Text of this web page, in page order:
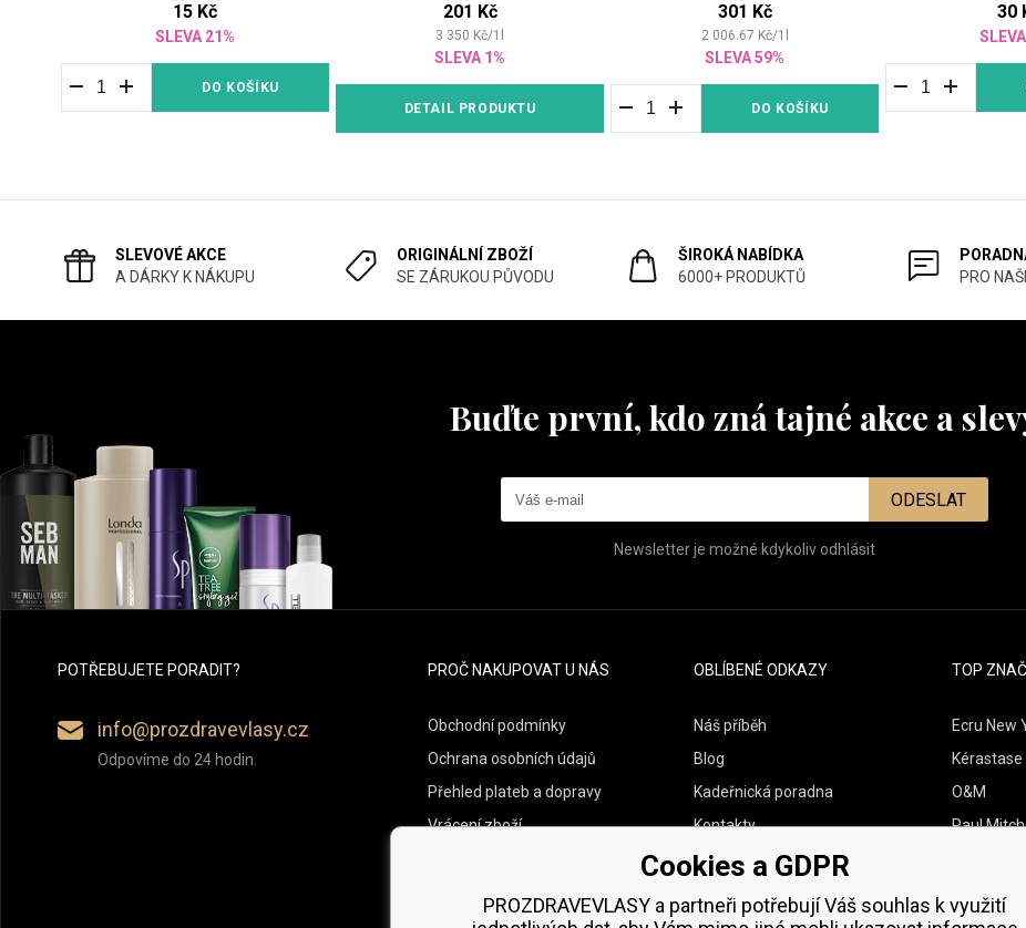
15 Kč
SLEVA 21%
DO KOŠÍKU
201 Kč
3 350 Kč/1
SLEVA 1%
DETAIL PRODUKTU
301 Kč
2 006.67 Kč/1
SLEVA 59%
DO KOŠÍKU
30
SLEVOVÉ AKCE
A DÁRKY K NÁKUPU
ORIGINÁLNÍ ZBOŽÍ
SE ZÁRUKOU PŮVODU
ŠIROKÁ NABÍDKA
6000+ PRODUKTŮ
PRO
Buďte první, kdo zná tajné akce a
ODESLAT
Newsletter je možné kdykoliv odhlásit
POTŘEBUJETE PORADIT?
info@prozdravevlasy.cz
Odpovíme do 24 hodin.
PROČ NAKUPOVAT U NÁS
Obchodní podmínky
Ochrana osobních údajů
Přehled plateb a dopravy
Vrácení zboží
OBLÍBENÉ ODKAZY
Náš příběh
Blog
Kadeřnická poradna
Kontakty
Vzorky zdarma
TOP
Ecru New
Kérastase
O&M
Paul
Cookies a GDPR
PROZDRAVEVLASY a partneři potřebují Váš souhlas k využití